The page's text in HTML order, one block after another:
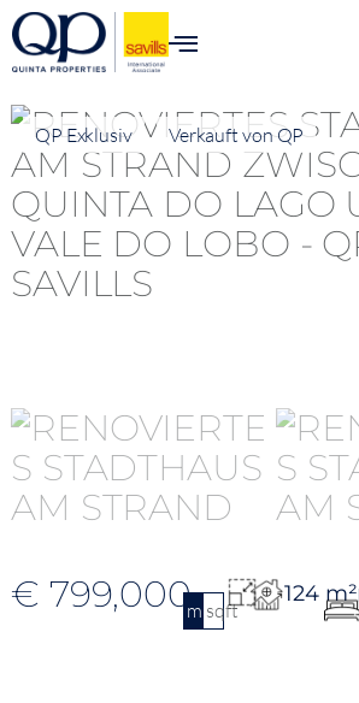
QP Exklusiv Verkauft von QP
€ 799,000m2sqft
124 m²